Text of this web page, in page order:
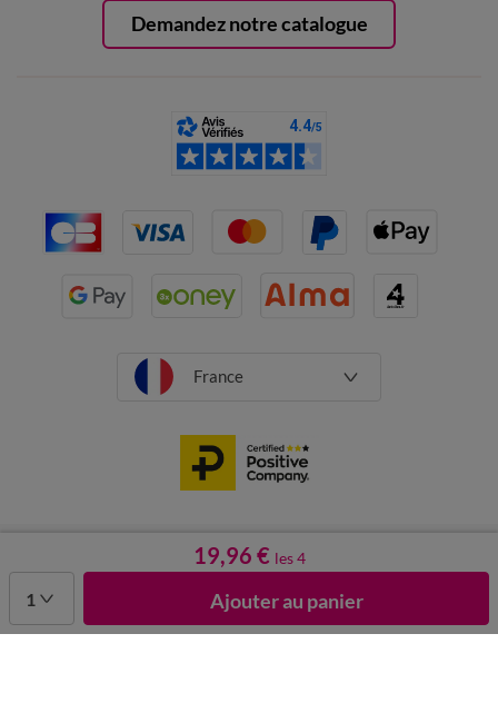
19,96 € les 4
1 Ajouter au panier
Demandez notre catalogue
France
Mentions légales Données personnelles